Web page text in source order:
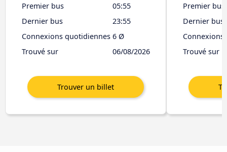
Premier bus
05:55
Dernier bus
23:55
Connexions quotidiennes 6 Ø
Trouvé sur
06/08/2026
Premier bus
Dernier bus
Trouvé sur